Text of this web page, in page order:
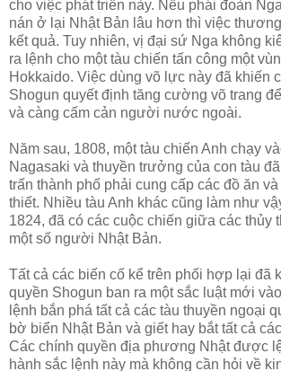
cho việc phát triển này. Nếu phái đoàn
nán ở lại Nhật Bản lâu hơn thì việc
kết quả. Tuy nhiên, vị đại sứ Nga không
ra lệnh cho một tàu chiến tấn công một
Hokkaido. Việc dùng võ lực này đã khiến
Shogun quyết định tăng cường võ trang
và càng cấm cản người nước ngoài.
Năm sau, 1808, một tàu chiến Anh chạy
Nagasaki và thuyền trưởng của con tàu
trấn thành phố phải cung cấp các đồ ăn
thiết. Nhiều tàu Anh khác cũng làm như
1824, đã có các cuộc chiến giữa các thủy
một số người Nhật Bản.
Tất cả các biến cố kể trên phối hợp lại đã
quyền Shogun ban ra một sắc luật mới
lệnh bắn phá tất cả các tàu thuyền ngoại
bờ biển Nhật Bản và giết hay bắt tất cả
Các chính quyền địa phương Nhật được
hành sắc lệnh này mà không cần hỏi về